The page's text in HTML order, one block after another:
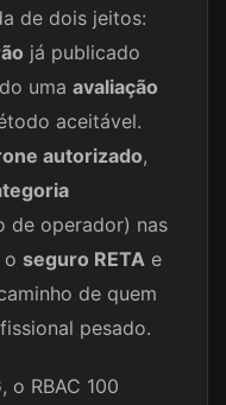
de dois jeitos:
já publicado
uma avaliação
aceitável.
autorizado,
de operador) nas
o seguro RETA e
de quem
pesado.
, o RBAC 100